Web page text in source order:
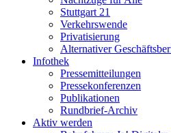
Stuttgart 21
Verkehrswende
Privatisierung
Alternativer
Infothek
Pressemitteilungen
Pressekonferenzen
Publikationen
Rundbrief-Archiv
Aktiv werden